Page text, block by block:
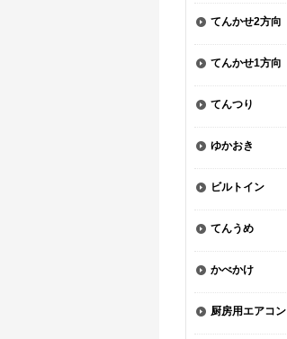
てんかせ2方向
てんかせ1方向
てんつり
ゆかおき
ビルトイン
てんうめ
かべかけ
厨房用エアコン